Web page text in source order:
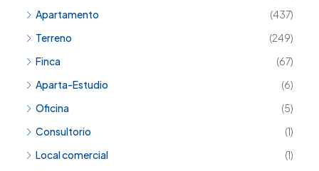
Apartamento
(437)
Terreno
(249)
Finca
(67)
Aparta-Estudio
(6)
Oficina
(5)
Consultorio
(1)
Local comercial
(1)